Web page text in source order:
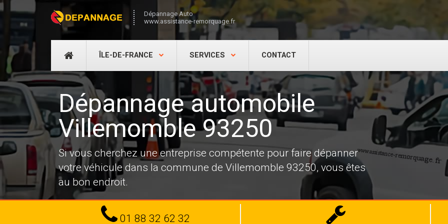
Dépannage Auto
www.assistance-remorquage.fr
DÉPANNAGE
ÎLE-DE-FRANCE SERVICES CONTACT
Dépannage automobile
Villemomble 93250
Si vous cherchez une entreprise compétente pour faire dépanner
votre véhicule dans la commune de Villemomble 93250, vous êtes
au bon endroit.
Tel
01 88 32 62 32
Dépannage